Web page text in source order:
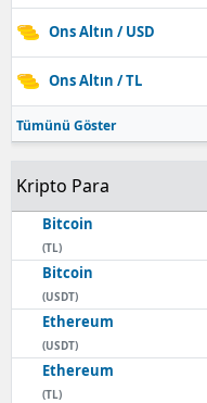
Ons Altın / USD
Ons Altın / TL
Tümünü Göster
Kripto Para
Bitcoin
(TL)
Bitcoin
(USDT)
Ethereum
(USDT)
Ethereum
(TL)